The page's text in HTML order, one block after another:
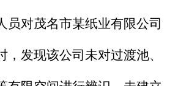
员对茂名市某纸业有限公司
，发现该公司未对过渡池、